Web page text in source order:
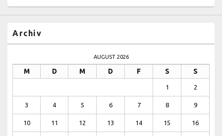
Archiv
AUGUST 2026
M D M D F S S
1 2
3 4 5 6 7 8 9
10 11 12 13 14 15 16